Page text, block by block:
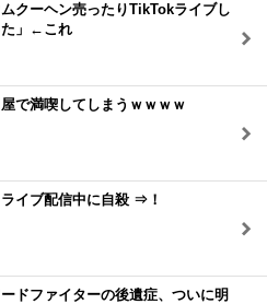
クーヘン売ったりTikTokライブし
た」←これ
で満喫してしまうｗｗｗｗ
イブ配信中に自殺 ⇒！
ドファイターの後遺症、ついに明